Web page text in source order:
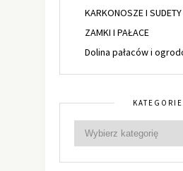
KARKONOSZE I
ZAMKI I PAŁACE
Dolina pałaców i
KATEGORIE